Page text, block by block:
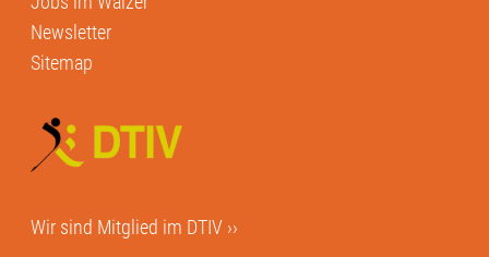
Newsletter
Sitemap
Wir sind Mitglied im DTIV ››